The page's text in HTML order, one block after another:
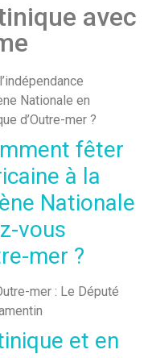
avec
fêter
à la
Nationale
vous
mer ?
et en